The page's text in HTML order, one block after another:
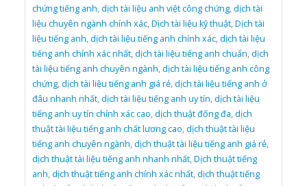
chứng tiếng anh,dịch tài liệu anh việt công chứng,dịch tài
liệu chuyên ngành chính xác,Dịch tài liệu kỹ thuật,Dịch tài
liệu tiếng anh,dịch tài liệu tiếng anh chính xác,dịch tài liệu
tiếng anh chính xác nhất,dịch tài liệu tiếng anh chuẩn,dịch
tài liệu tiếng anh chuyên ngành,dịch tài liệu tiếng anh công
chứng,dịch tài liệu tiếng anh giá rẻ,dịch tài liệu tiếng anh ở
đâu nhanh nhất,dịch tài liệu tiếng anh uy tín,dịch tài liệu
tiếng anh uy tín chính xác cao,dịch thuật đống đa,dịch
thuật tài liệu tiếng anh chất lương cao,dịch thuật tài liệu
tiếng anh chuyên ngành,dịch thuật tài liệu tiếng anh giá rẻ,
dịch thuật tài liệu tiếng anh nhanh nhất,Dịch thuật tiếng
anh,dịch thuật tiếng anh chính xác nhất,dịch thuật tiếng